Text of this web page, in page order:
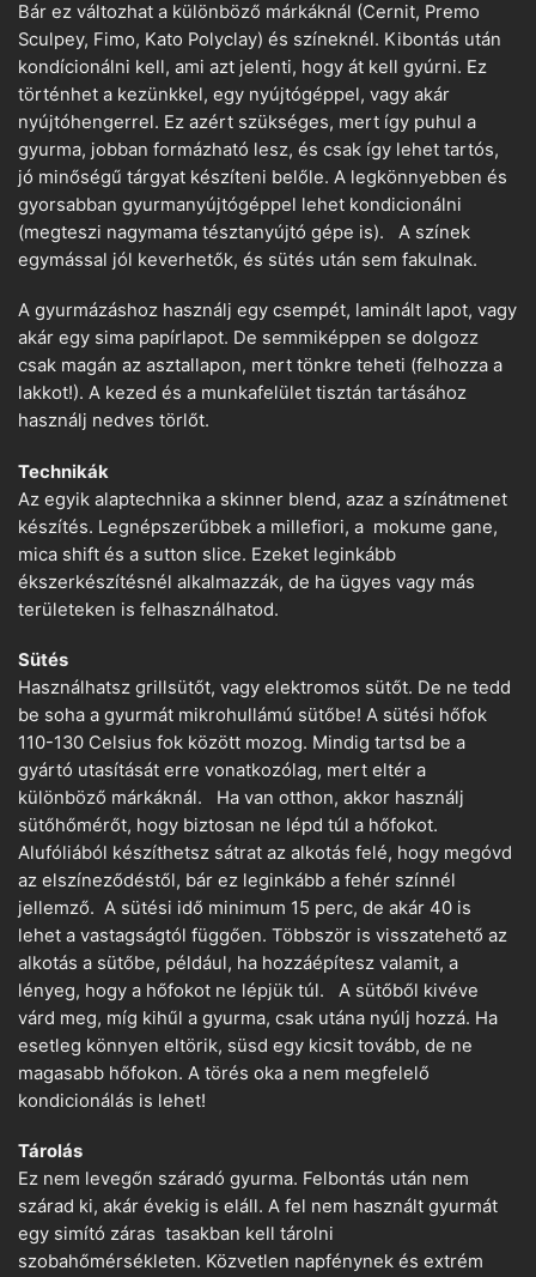
Bár ez változhat a különböző márkáknál (Cernit, Premo
Sculpey, Fimo, Kato Polyclay) és színeknél. Kibontás után
kondícionálni kell, ami azt jelenti, hogy át kell gyúrni. Ez
történhet a kezünkkel, egy nyújtógéppel, vagy akár
nyújtóhengerrel. Ez azért szükséges, mert így puhul a
gyurma, jobban formázható lesz, és csak így lehet tartós,
jó minőségű tárgyat készíteni belőle. A legkönnyebben és
gyorsabban gyurmanyújtógéppel lehet kondicionálni
(megteszi nagymama tésztanyújtó gépe is). A színek
egymással jól keverhetők, és sütés után sem fakulnak.
A gyurmázáshoz használj egy csempét, laminált lapot, vagy
akár egy sima papírlapot. De semmiképpen se dolgozz
csak magán az asztallapon, mert tönkre teheti (felhozza a
lakkot!). A kezed és a munkafelület tisztán tartásához
használj nedves törlőt.
Technikák
Az egyik alaptechnika a skinner blend, azaz a színátmenet
készítés. Legnépszerűbbek a millefiori, a mokume gane,
mica shift és a sutton slice. Ezeket leginkább
ékszerkészítésnél alkalmazzák, de ha ügyes vagy más
területeken is felhasználhatod.
Sütés
Használhatsz grillsütőt, vagy elektromos sütőt. De ne tedd
be soha a gyurmát mikrohullámú sütőbe! A sütési hőfok
110-130 Celsius fok között mozog. Mindig tartsd be a
gyártó utasítását erre vonatkozólag, mert eltér a
különböző márkáknál. Ha van otthon, akkor használj
sütőhőmérőt, hogy biztosan ne lépd túl a hőfokot.
Alufóliából készíthetsz sátrat az alkotás felé, hogy megóvd
az elszíneződéstől, bár ez leginkább a fehér színnél
jellemző. A sütési idő minimum 15 perc, de akár 40 is
lehet a vastagságtól függően. Többször is visszatehető az
alkotás a sütőbe, például, ha hozzáépítesz valamit, a
lényeg, hogy a hőfokot ne lépjük túl. A sütőből kivéve
várd meg, míg kihűl a gyurma, csak utána nyúlj hozzá. Ha
esetleg könnyen eltörik, süsd egy kicsit tovább, de ne
magasabb hőfokon. A törés oka a nem megfelelő
kondicionálás is lehet!
Tárolás
Ez nem levegőn száradó gyurma. Felbontás után nem
szárad ki, akár évekig is eláll. A fel nem használt gyurmát
egy simító záras tasakban kell tárolni
szobahőmérsékleten. Közvetlen napfénynek és extrém